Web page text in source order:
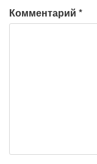
Комментарий *